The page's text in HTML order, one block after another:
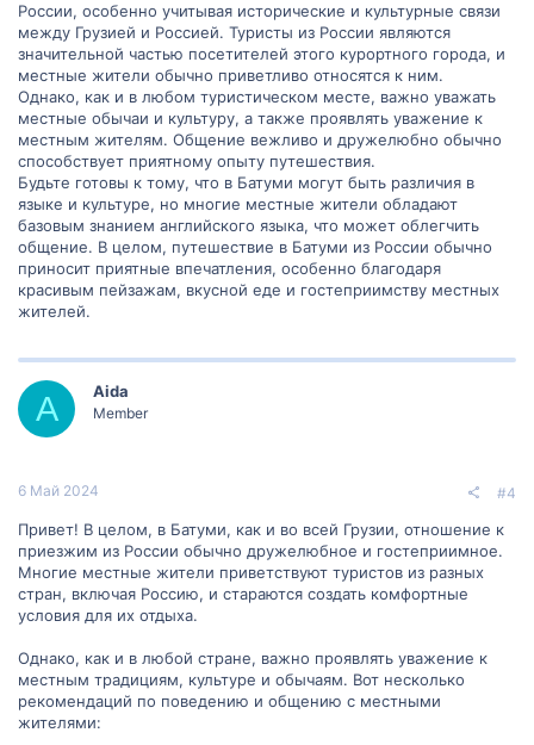
России, особенно учитывая исторические и культурные связи
между Грузией и Россией. Туристы из России являются
значительной частью посетителей этого курортного города, и
местные жители обычно приветливо относятся к ним.
Однако, как и в любом туристическом месте, важно уважать
местные обычаи и культуру, а также проявлять уважение к
местным жителям. Общение вежливо и дружелюбно обычно
способствует приятному опыту путешествия.
Будьте готовы к тому, что в Батуми могут быть различия в
языке и культуре, но многие местные жители обладают
базовым знанием английского языка, что может облегчить
общение. В целом, путешествие в Батуми из России обычно
приносит приятные впечатления, особенно благодаря
красивым пейзажам, вкусной еде и гостеприимству местных
жителей.
A Aida
Member
6 Май 2024 #4
Привет! В целом, в Батуми, как и во всей Грузии, отношение к
приезжим из России обычно дружелюбное и гостеприимное.
Многие местные жители приветствуют туристов из разных
стран, включая Россию, и стараются создать комфортные
условия для их отдыха.
Однако, как и в любой стране, важно проявлять уважение к
местным традициям, культуре и обычаям. Вот несколько
рекомендаций по поведению и общению с местными
жителями: